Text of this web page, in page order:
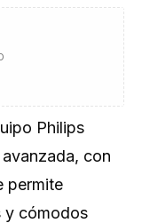
Philips
con
permite
y cómodos